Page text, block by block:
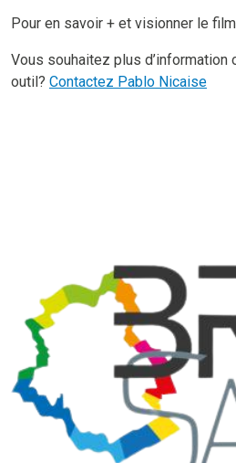
Pour en savoir + et visionner le
Vous souhaitez plus d’information
outil? Contactez Pablo Nicaise